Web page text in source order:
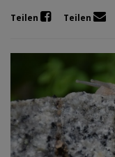
Teilen Teilen